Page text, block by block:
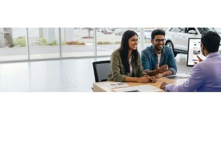
/fragments/plp-details